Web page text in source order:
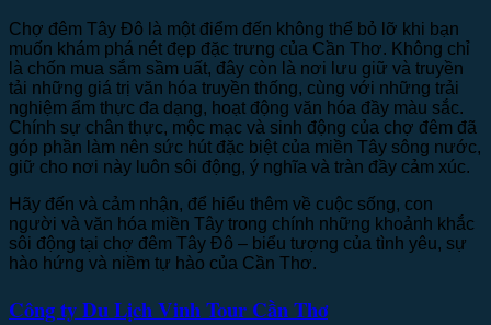
Chợ đêm Tây Đô là một điểm đến không thể bỏ lỡ khi bạn
muốn khám phá nét đẹp đặc trưng của Cần Thơ. Không chỉ
là chốn mua sắm sầm uất, đây còn là nơi lưu giữ và truyền
tải những giá trị văn hóa truyền thống, cùng với những trải
nghiệm ẩm thực đa dạng, hoạt động văn hóa đầy màu sắc.
Chính sự chân thực, mộc mạc và sinh động của chợ đêm đã
góp phần làm nên sức hút đặc biệt của miền Tây sông nước,
giữ cho nơi này luôn sôi động, ý nghĩa và tràn đầy cảm xúc.
Hãy đến và cảm nhận, để hiểu thêm về cuộc sống, con
người và văn hóa miền Tây trong chính những khoảnh khắc
sôi động tại chợ đêm Tây Đô – biểu tượng của tình yêu, sự
hào hứng và niềm tự hào của Cần Thơ.
Công ty Du Lịch Vinh Tour Cần Thơ